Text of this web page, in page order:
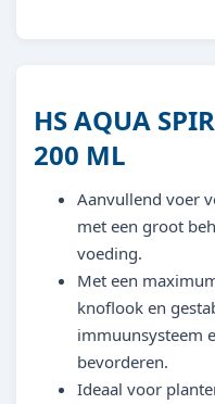
HS AQUA
200 ML
Aanvullend voer
met een groot
voeding.
Met een
knoflook en
immuunsysteem
bevorderen.
Ideaal voor